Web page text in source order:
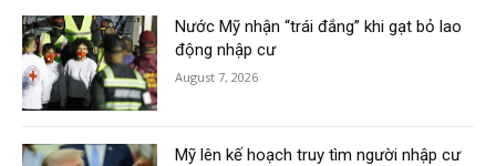
Nước Mỹ nhận “trái đắng” khi gạt bỏ lao
động nhập cư
August 7, 2026
Mỹ lên kế hoạch truy tìm người nhập cư